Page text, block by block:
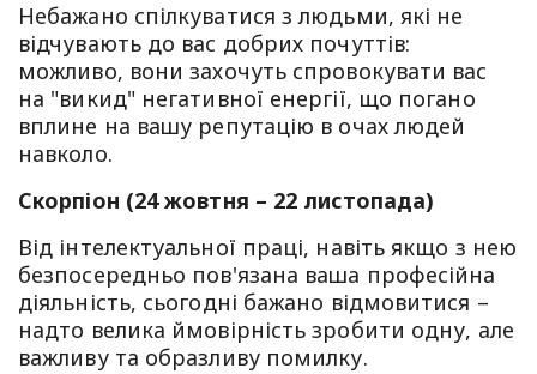
Небажано спілкуватися з людьми, які не
відчувають до вас добрих почуттів:
можливо, вони захочуть спровокувати вас
на "викид" негативної енергії, що погано
вплине на вашу репутацію в очах людей
навколо.
Скорпіон (24 жовтня – 22 листопада)
Від інтелектуальної праці, навіть якщо з нею
безпосередньо пов'язана ваша професійна
діяльність, сьогодні бажано відмовитися –
надто велика ймовірність зробити одну, але
важливу та образливу помилку.